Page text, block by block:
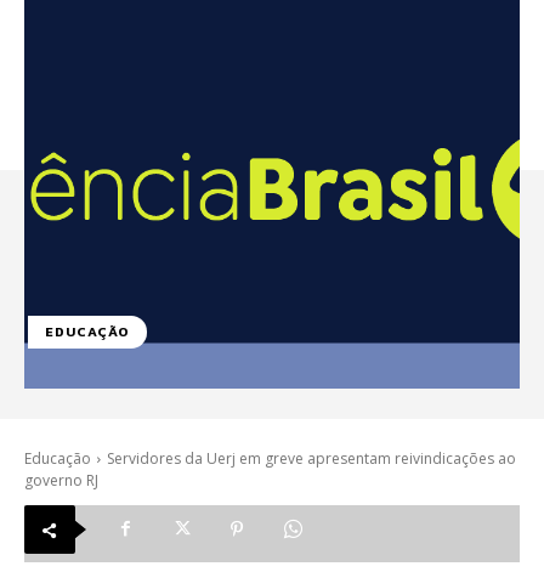
EDUCAÇÃO
Educação
Servidores da Uerj em greve apresentam reivindicações ao
governo RJ